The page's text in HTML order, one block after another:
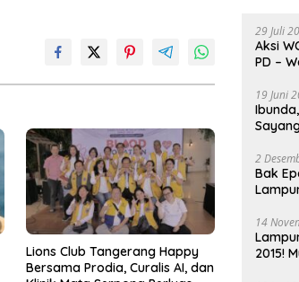
Lions Club Tangerang Happy
Bersama Prodia, Curalis AI, dan
29 Juli
Aksi
PD –
19 Juni
2
Bak
14
2015!